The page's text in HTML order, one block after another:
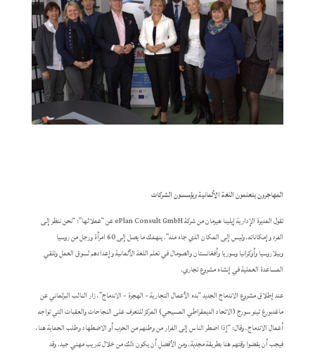
المهاجرون يتعلمون اللغة الألمانية ويؤسسون الشركات
تقول المديرة الإدارية إيلينا هيرمان من شركة ePlan Consult GmbH عن “عملائها”: “نحن ننظر إلى
الفرد وإمكاناته، وليس إلى المكان الذي جاء منه”. ينهمك ما يصل إلى 60 امرأة ورجل من روسيا
وبيلاروسيا وأوكرانيا وسوريا وأفغانستان والصومال في تعلم اللغة الألمانية وإعدادهم لسوق العمل وتلقي
المساعدة العملية في إنشاء مشروع تجاري.
عند إطلاق مشروع الاندماج الجديد “بدء الأعمال التجارية - الهجرة - الاندماج”، زار النائب البرلماني عن
ماغدبورغ تينو سورج (الاتحاد الديمقراطي المسيحي) المركز للتعرف على النجاحات والعقبات التي تواجه
أعمال الاندماج، وقال: “إذا اضطر الناس إلى الفرار من وطنهم من الحرب أو الاضطهاد وطلب الحماية هنا،
فيجب أن يقضوا وقتهم هنا بطريقة مجدية، ومن الأفضل أن يكون ذلك من خلال تدريب مهني جيد. وقد